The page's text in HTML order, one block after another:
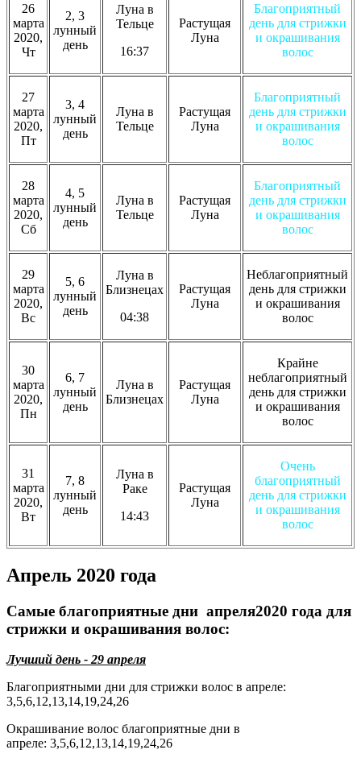
26
марта
2020,
Чт
2, 3
лунный
день
Луна в
Тельце
16:37
Растущая
Луна
Благоприятный
день для стрижки
и окрашивания
волос
27
марта
2020,
Пт
3, 4
лунный
день
Луна в
Тельце
Растущая
Луна
Благоприятный
день для стрижки
и окрашивания
волос
28
марта
2020,
Сб
4, 5
лунный
день
Луна в
Тельце
Растущая
Луна
Благоприятный
день для стрижки
и окрашивания
волос
29
марта
2020,
Вс
5, 6
лунный
день
Луна в
Близнецах
04:38
Растущая
Луна
Неблагоприятный
день для стрижки
и окрашивания
волос
30
марта
2020,
Пн
6, 7
лунный
день
Луна в
Близнецах
Растущая
Луна
Крайне
неблагоприятный
день для стрижки
и окрашивания
волос
31
марта
2020,
Вт
7, 8
лунный
день
Луна в
Раке
14:43
Растущая
Луна
Очень
благоприятный
день для стрижки
и окрашивания
волос
Апрель 2020 года
Самые благоприятные дни апреля2020 года для
стрижки и окрашивания волос:
Лучший день - 29 апреля
Благоприятными дни для стрижки волос в апреле:
3,5,6,12,13,14,19,24,26
Окрашивание волос благоприятные дни в
апреле: 3,5,6,12,13,14,19,24,26